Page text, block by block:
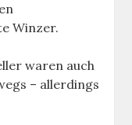
Winzer.
waren auch
– allerdings